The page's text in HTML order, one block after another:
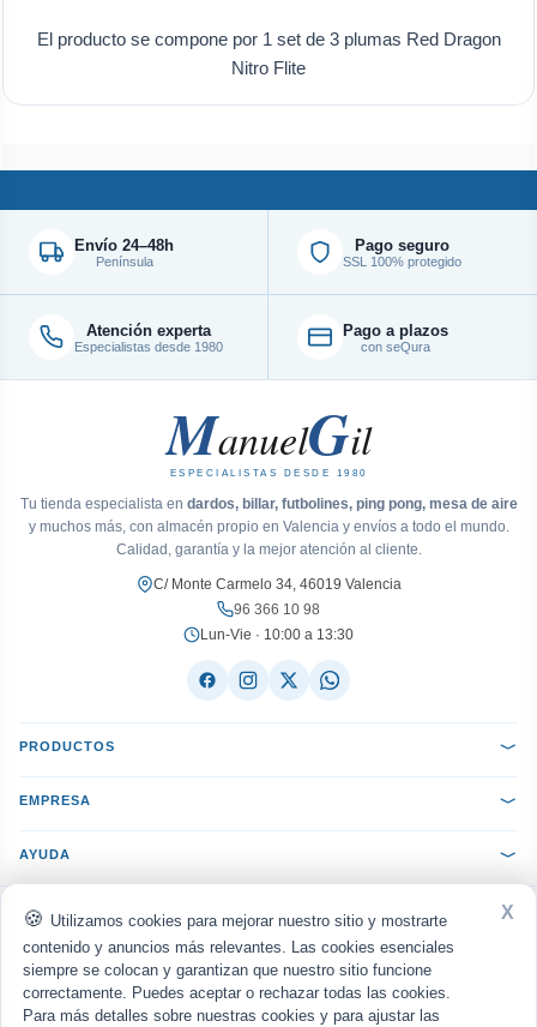
Utilizamos cookies para mejorar nuestro sitio y mostrarte
contenido y anuncios más relevantes. Las cookies esenciales
siempre se colocan y garantizan que nuestro sitio funcione
correctamente. Puedes aceptar o rechazar todas las cookies.
Para más detalles sobre nuestras cookies y para ajustar las
X
El producto se compone por 1 set de 3 plumas Red Dragon
Nitro Flite
Envío 24–48h
Península
Pago seguro
SSL 100% protegido
Atención experta
Especialistas desde 1980
Pago a plazos
con seQura
ManuelGil
ESPECIALISTAS DESDE 1980
Tu tienda especialista en dardos, billar, futbolines, ping pong, mesa de aire
y muchos más, con almacén propio en Valencia y envíos a todo el mundo.
Calidad, garantía y la mejor atención al cliente.
C/ Monte Carmelo 34, 46019 Valencia
96 366 10 98
Lun-Vie · 10:00 a 13:30
PRODUCTOS
EMPRESA
AYUDA
ACEPTAMOS: VISA Mastercard PayPal Bizum
seQura
Transferencia
Reembolso
ENVIAMOS CON:
MRW Nacex Correos UPS
Política de privacidad ·Aviso legal · Cookies